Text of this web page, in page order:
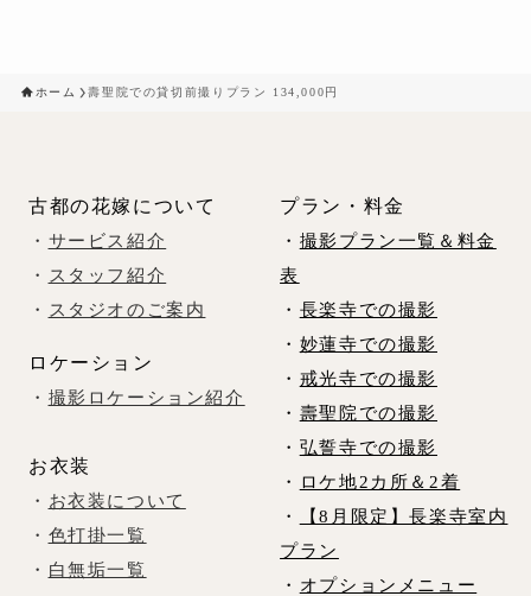
ホーム 壽聖院での貸切前撮りプラン 134,000円
古都の花嫁について
・ サービス紹介
・
スタッフ紹介
・
スタジオのご案内
ロケーション
・ 撮影ロケーション紹介
お衣装
・ お衣装について
・ 色打掛一覧
・ 白無垢一覧
プラン・料金
・ 撮影プラン一覧＆料金
表
・ 長楽寺での撮影
・ 妙蓮寺での撮影
・ 戒光寺での撮影
・ 壽聖院での撮影
・ 弘誓寺での撮影
・
ロケ地2カ所＆2着
・
【8月限定】長楽寺室内
プラン
・ オプションメニュー